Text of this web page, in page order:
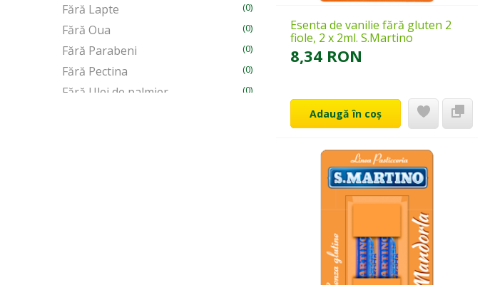
Fără Lapte (0)
Fără Oua (0)
Fără Parabeni (0)
Fără Pectina (0)
Fără Ulei de palmier
(0)
Esenta de vanilie fără gluten 2
fiole, 2 x 2ml. S.Martino
8,34 RON
Adaugă în coș